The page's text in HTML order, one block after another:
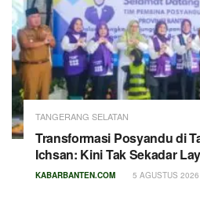
TANGERANG SELATAN
Transformasi Posyandu di
Ichsan: Kini Tak Sekadar
KABARBANTEN.COM 5 AGUSTUS 2026